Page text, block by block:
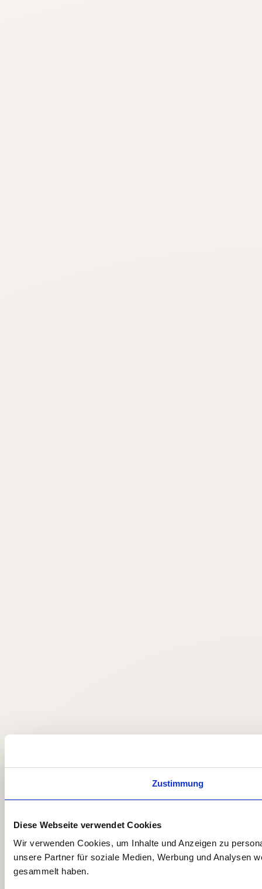
Zustimmung
Diese Webseite verwendet Cookies
Wir verwenden Cookies, um Inhalte und Anzeigen zu
unsere Partner für soziale Medien, Werbung und Analysen
gesammelt haben.